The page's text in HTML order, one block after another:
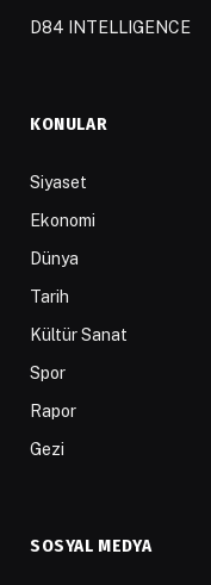
D84 INTELLIGENCE
KONULAR
Siyaset
Ekonomi
Dünya
Tarih
Kültür Sanat
Spor
Rapor
Gezi
SOSYAL MEDYA